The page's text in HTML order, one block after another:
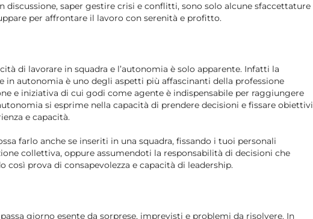
saper gestire crisi e conflitti, sono solo alcune sfaccettature
per affrontare il lavoro con serenità e profitto.
di lavorare in squadra e l’autonomia è solo apparente. Infatti la
in autonomia è uno degli aspetti più affascinanti della professione
e iniziativa di cui godi come agente è indispensabile per raggiungere
si esprime nella capacità di prendere decisioni e fissare obiettivi
e capacità.
farlo anche se inseriti in una squadra, fissando i tuoi personali
collettiva, oppure assumendoti la responsabilità di decisioni che
così prova di consapevolezza e capacità di leadership.
giorno esente da sorprese, imprevisti e problemi da risolvere. In